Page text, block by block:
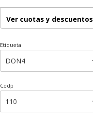
Ver cuotas y descuentos
Etiqueta
Codp